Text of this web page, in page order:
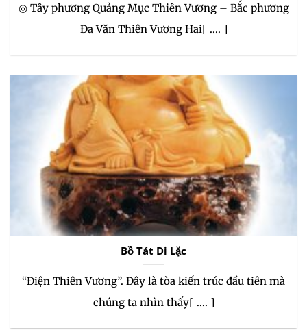
◎ Tây phương Quảng Mục Thiên Vương – Bắc phương
Đa Văn Thiên Vương Hai[ .... ]
Bồ Tát Di Lặc
“Điện Thiên Vương”. Đây là tòa kiến trúc đầu tiên mà
chúng ta nhìn thấy[ .... ]